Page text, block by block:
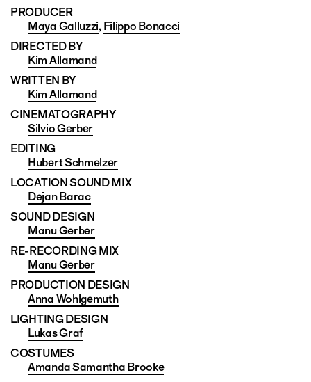
PRODUCER
Maya Galluzzi, Filippo Bonacci
DIRECTED BY
Kim Allamand
WRITTEN BY
Kim Allamand
CINEMATO­GRAPHY
Silvio Gerber
EDITING
Hubert Schmelzer
LOCATION SOUND MIX
Dejan Barac
SOUND DESIGN
Manu Gerber
RE-RECORDING MIX
Manu Gerber
PRODUCTION DESIGN
Anna Wohlgemuth
LIGHTING DESIGN
Lukas Graf
COSTUMES
Amanda Samantha Brooke